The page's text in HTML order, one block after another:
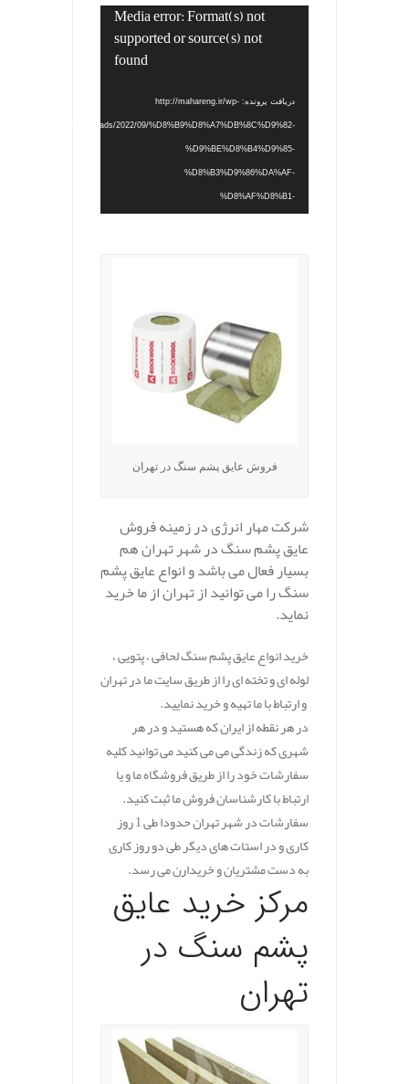
Media error: Format(s) not
supported or source(s) not
found
دریافت پرونده: http://mahareng.ir/wp-
content/uploads/2022/09/%D8%B9%D8%A7%DB%8C%D9%82-
%D9%BE%D8%B4%D9%85-
%D8%B3%D9%86%DA%AF-
%D8%AF%D8%B1-
فروش عایق پشم سنگ در تهران
شرکت مهار انرژی در زمینه فروش
عایق پشم سنگ در شهر تهران هم
بسیار فعال می باشد و انواع عایق پشم
سنگ را می توانید از تهران از ما خرید
نماید.
خرید انواع عایق پشم سنگ لحافی ، پتویی ،
لوله ای و تخته ای را از طریق سایت ما در تهران
و ارتباط با ما تهیه و خرید نمایید.
در هر نقطه از ایران که هستید و در هر
شهری که زندگی می می کنید می توانید کلیه
سفارشات خود را از طریق فروشگاه ما و یا
ارتباط با کارشناسان فروش ما ثبت کنید.
سفارشات در شهر تهران حدودا طی 1 روز
کاری و در استات های دیگر طی دو روز کاری
به دست مشتریان و خریدارن می رسد.
مرکز خرید عایق
پشم سنگ در
تهران